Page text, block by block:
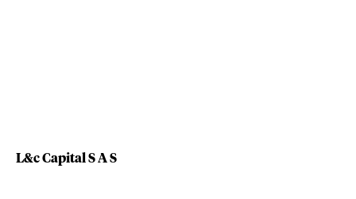
L&c Capital S A S